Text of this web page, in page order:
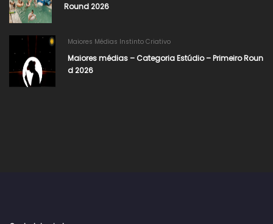
Round 2026
Maiores Médias Instinto Criativo
Maiores médias – Categoria Estúdio – Primeiro Roun
d 2026